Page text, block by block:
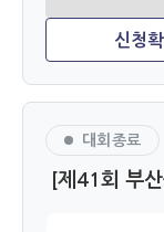
대회종료
[제41회 부